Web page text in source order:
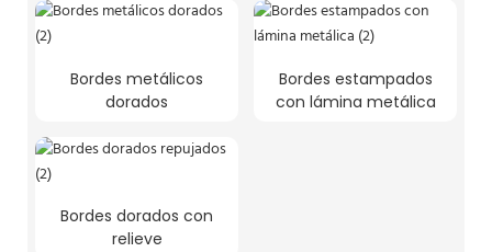
Bordes metálicos
dorados
Bordes estampados
con lámina metálica
Bordes dorados con
relieve